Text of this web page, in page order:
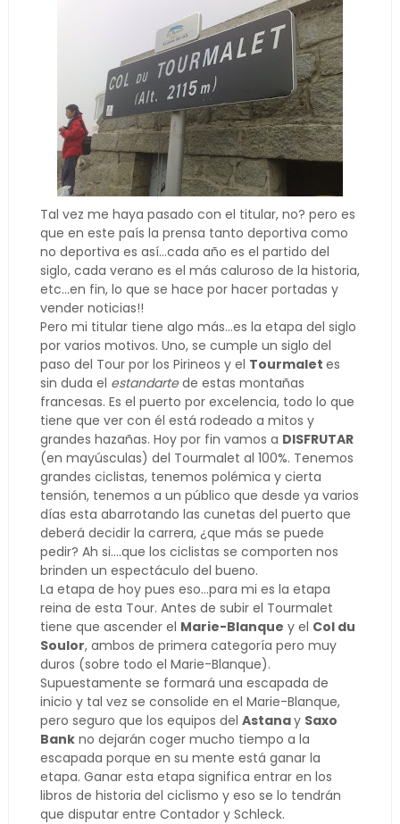
Tal vez me haya pasado con el titular, no? pero es
que en este país la prensa tanto deportiva como
no deportiva es así...cada año es el partido del
siglo, cada verano es el más caluroso de la historia,
etc...en fin, lo que se hace por hacer portadas y
vender noticias!!
Pero mi titular tiene algo más...es la etapa del siglo
por varios motivos. Uno, se cumple un siglo del
paso del Tour por los Pirineos y el Tourmalet es
sin duda el estandartede estas montañas
francesas. Es el puerto por excelencia, todo lo que
tiene que ver con él está rodeado a mitos y
grandes hazañas. Hoy por fin vamos a DISFRUTAR
(en mayúsculas) del Tourmalet al 100%. Tenemos
grandes ciclistas, tenemos polémica y cierta
tensión, tenemos a un público que desde ya varios
días esta abarrotando las cunetas del puerto que
deberá decidir la carrera, ¿que más se puede
pedir? Ah si....que los ciclistas se comporten nos
brinden un espectáculo del bueno.
La etapa de hoy pues eso...para mi es la etapa
reina de esta Tour. Antes de subir el Tourmalet
tiene que ascender el Marie-Blanque y el Col du
Soulor, ambos de primera categoría pero muy
duros (sobre todo el Marie-Blanque).
Supuestamente se formará una escapada de
inicio y tal vez se consolide en el Marie-Blanque,
pero seguro que los equipos del Astanay Saxo
Bankno dejarán coger mucho tiempo a la
escapada porque en su mente está ganar la
etapa. Ganar esta etapa significa entrar en los
libros de historia del ciclismo y eso se lo tendrán
que disputar entre Contador y Schleck.